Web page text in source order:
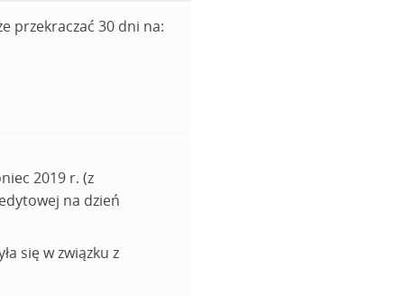
przekraczać 30 dni na:
2019 r. (z
na dzień
się w związku z